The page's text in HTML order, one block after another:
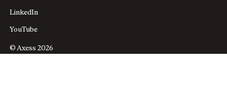
LinkedIn
YouTube
© Axess 2026